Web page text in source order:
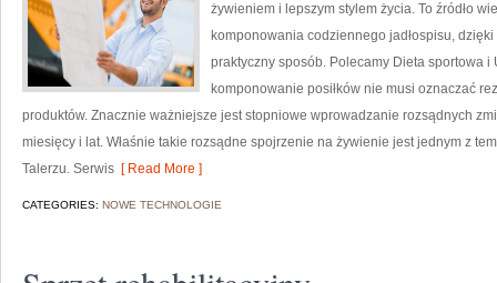
żywieniem i lepszym stylem życia. To źródło
komponowania codziennego jadłospisu,
praktyczny sposób. Polecamy Dieta sportowa i
komponowanie posiłków nie musi oznaczać
produktów. Znacznie ważniejsze jest stopniowe wprowadzanie rozsądnych
miesięcy i lat. Właśnie takie rozsądne spojrzenie na żywienie jest jednym z
Talerzu. Serwis [ Read More ]
CATEGORIES: NOWE TECHNOLOGIE